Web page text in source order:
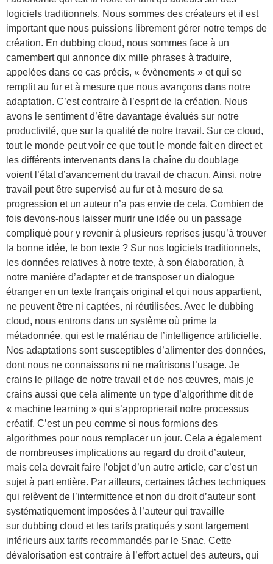
logiciels traditionnels. Nous sommes des créateurs et il est
important que nous puissions librement gérer notre temps de
création. En dubbing cloud, nous sommes face à un
camembert qui annonce dix mille phrases à traduire,
appelées dans ce cas précis, « évènements » et qui se
remplit au fur et à mesure que nous avançons dans notre
adaptation. C’est contraire à l’esprit de la création. Nous
avons le sentiment d’être davantage évalués sur notre
productivité, que sur la qualité de notre travail. Sur ce cloud,
tout le monde peut voir ce que tout le monde fait en direct et
les différents intervenants dans la chaîne du doublage
voient l’état d’avancement du travail de chacun. Ainsi, notre
travail peut être supervisé au fur et à mesure de sa
progression et un auteur n’a pas envie de cela. Combien de
fois devons-nous laisser murir une idée ou un passage
compliqué pour y revenir à plusieurs reprises jusqu’à trouver
la bonne idée, le bon texte ? Sur nos logiciels traditionnels,
les données relatives à notre texte, à son élaboration, à
notre manière d’adapter et de transposer un dialogue
étranger en un texte français original et qui nous appartient,
ne peuvent être ni captées, ni réutilisées. Avec le dubbing
cloud, nous entrons dans un système où prime la
métadonnée, qui est le matériau de l’intelligence artificielle.
Nos adaptations sont susceptibles d’alimenter des données,
dont nous ne connaissons ni ne maîtrisons l’usage. Je
crains le pillage de notre travail et de nos œuvres, mais je
crains aussi que cela alimente un type d’algorithme dit de
« machine learning » qui s’approprierait notre processus
créatif. C’est un peu comme si nous formions des
algorithmes pour nous remplacer un jour. Cela a également
de nombreuses implications au regard du droit d’auteur,
mais cela devrait faire l’objet d’un autre article, car c’est un
sujet à part entière. Par ailleurs, certaines tâches techniques
qui relèvent de l’intermittence et non du droit d’auteur sont
systématiquement imposées à l’auteur qui travaille
sur dubbing cloud et les tarifs pratiqués y sont largement
inférieurs aux tarifs recommandés par le Snac. Cette
dévalorisation est contraire à l’effort actuel des auteurs, qui